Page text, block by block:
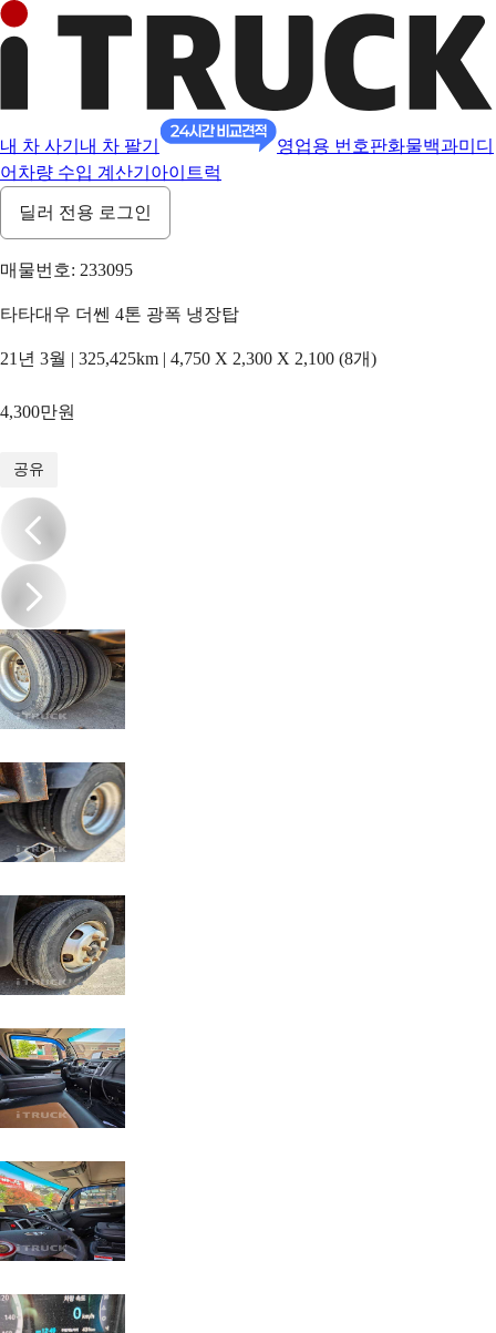
내 차 사기 내 차 팔기 영업용 번호판화물백과미디
어 차량 수입 계산기 아이트럭
딜러 전용 로그인
매물번호: 233095
타타대우 더쎈 4톤 광폭 냉장탑
21년 3월 | 325,425km | 4,750 X 2,300 X 2,100 (8개)
4,300만원
공유
/12